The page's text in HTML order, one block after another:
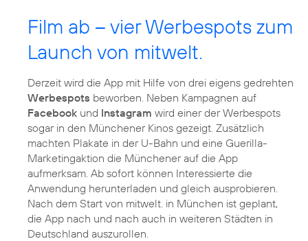
Film ab – vier Werbespots zum
Launch von mitwelt.
Derzeit wird die App mit Hilfe von drei eigens gedrehten
Werbespots beworben. Neben Kampagnen auf
Facebook und Instagram wird einer der Werbespots
sogar in den Münchener Kinos gezeigt. Zusätzlich
machten Plakate in der U-Bahn und eine Guerilla-
Marketingaktion die Münchener auf die App
aufmerksam. Ab sofort können Interessierte die
Anwendung herunterladen und gleich ausprobieren.
Nach dem Start von mitwelt. in München ist geplant,
die App nach und nach auch in weiteren Städten in
Deutschland auszurollen.